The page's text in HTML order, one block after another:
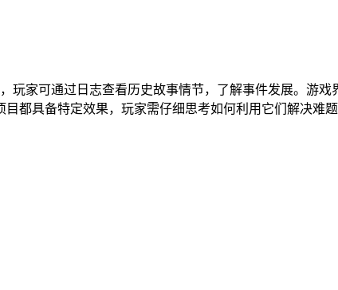
玩家可通过日志查看历史故事情节，了解事件发展。游
都具备特定效果，玩家需仔细思考如何利用它们解决难